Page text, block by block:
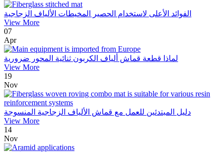
الفوائد الأعلى لاستخدام الحصير المخيطات الألياف الزجاجية
View More
07
Apr
لماذا قطعة قماش ألياف الكربون ثنائية المحور ضرورية
View More
19
Nov
دليل المبتدئين للعمل مع قماش الألياف الزجاجية المنسوجة
View More
14
Nov